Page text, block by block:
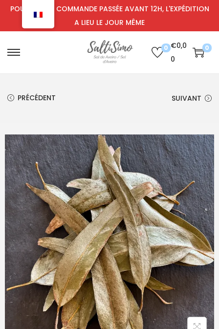
POUR TOUTE COMMANDE PASSÉE AVANT 12H, L'EXPÉDITION
A LIEU LE JOUR MÊME
0 €0,0
0
0
PRÉCÉDENT SUIVANT